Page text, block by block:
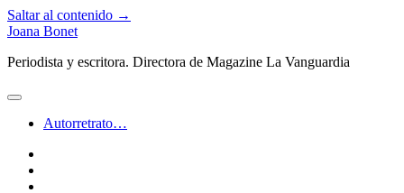
Saltar al contenido →
Joana Bonet
Periodista y escritora. Directora de Magazine La Vanguardia
abrir
Autorretrato…